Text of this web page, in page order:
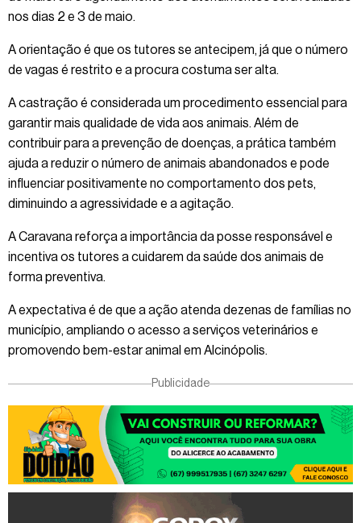
nos dias 2 e 3 de maio.
A orientação é que os tutores se antecipem, já que o número
de vagas é restrito e a procura costuma ser alta.
A castração é considerada um procedimento essencial para
garantir mais qualidade de vida aos animais. Além de
contribuir para a prevenção de doenças, a prática também
ajuda a reduzir o número de animais abandonados e pode
influenciar positivamente no comportamento dos pets,
diminuindo a agressividade e a agitação.
A Caravana reforça a importância da posse responsável e
incentiva os tutores a cuidarem da saúde dos animais de
forma preventiva.
A expectativa é de que a ação atenda dezenas de famílias no
município, ampliando o acesso a serviços veterinários e
promovendo bem-estar animal em Alcinópolis.
Publicidade